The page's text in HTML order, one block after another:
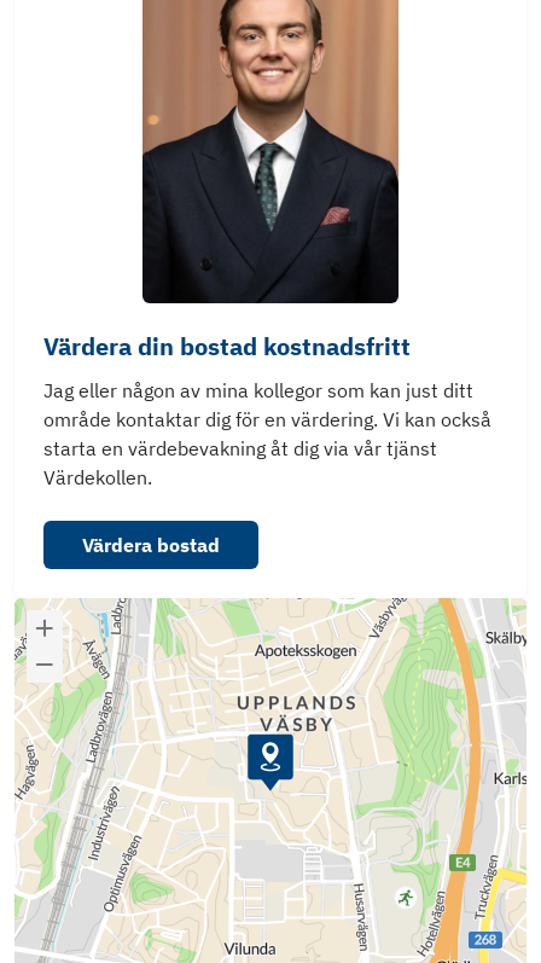
Värdera din bostad kostnadsfritt
Jag eller någon av mina kollegor som kan just ditt
område kontaktar dig för en värdering. Vi kan också
starta en värdebevakning åt dig via vår tjänst
Värdekollen.
Värdera bostad